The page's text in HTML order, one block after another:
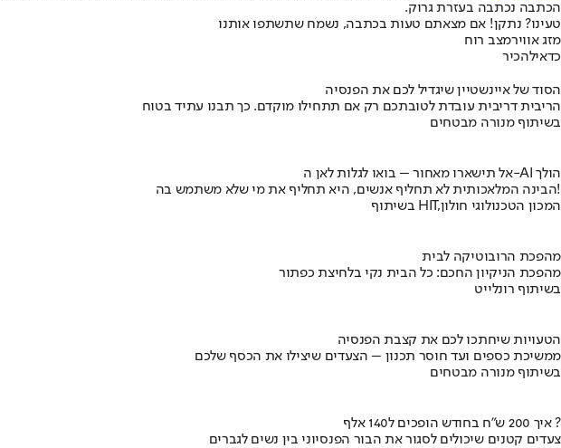
הכתבה נכתבה בעזרת גרוק.
טעינו? נתקן! אם מצאתם טעות בכתבה, נשמח שתשתפו אותנו
מזג אווירמצב רוח
כדאילהכיר
הסוד של איינשטיין שיגדיל לכם את הפנסיה
הריבית דריבית עובדת לטובתכם רק אם תתחילו מוקדם. כך תבנו עתיד בטוח
בשיתוף מנורה מבטחים
אל תישארו מאחור – בואו לגלות לאן ה-AI הולך
הבינה המלאכותית לא תחליף אנשים, היא תחליף את מי שלא משתמש בה!
בשיתוף HIT,המכון הטכנולוגי חולון
מהפכת הרובוטיקה לבית
מהפכת הניקיון החכם: כל הבית נקי בלחיצת כפתור
בשיתוף רונלייט
הטעויות שיחתכו לכם את קצבת הפנסיה
ממשיכת כספים ועד חוסר תכנון – הצעדים שיצילו את הכסף שלכם
בשיתוף מנורה מבטחים
איך 200 ש"ח בחודש הופכים ל140 אלף ?
צעדים קטנים שיכולים לסגור את הבור הפנסיוני בין נשים לגברים